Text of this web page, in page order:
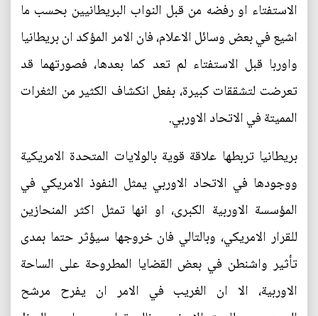
الاستفتاء او رفضه من قبل النواب البريطانيين بحسب ما
اشيع في بعض وسائل الاعلام، فان الامر المؤكد ان بريطانيا
واوربا قبل الاستفتاء لم تعد كما بعدها، فصورتهما قد
تعرضت لتشققات كبيرة، بفعل انكشاف الكثير من الثغرات
المميتة في الاتحاد الاوربي.
بريطانيا تربطها علاقة قوية بالولايات المتحدة الامريكية
ووجودها في الاتحاد الاوربي يمثل النفوذ الامريكي في
المؤسسة الاوربية الكبرى، او انها تمثل اكثر المنحازين
للقرار الامريكي، وبالتالي فان خروجها سيؤثر حتما بمدى
تأثير واشنطن في بعض القضايا المطروحة على الساحة
الاوربية، الا ان الغريب في الامر ان يفرح مرشح